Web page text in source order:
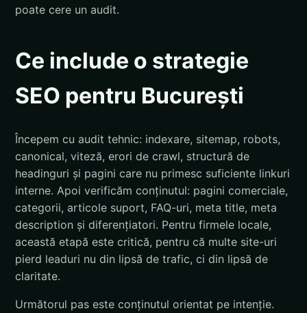
poate cere un audit.
Ce include o strategie
SEO pentru București
Începem cu audit tehnic: indexare, sitemap, robots,
canonical, viteză, erori de crawl, structură de
headinguri și pagini care nu primesc suficiente linkuri
interne. Apoi verificăm conținutul: pagini comerciale,
categorii, articole suport, FAQ-uri, meta title, meta
description și diferențiatori. Pentru firmele locale,
această etapă este critică, pentru că multe site-uri
pierd leaduri nu din lipsă de trafic, ci din lipsă de
claritate.
Următorul pas este conținutul orientat pe intenție.